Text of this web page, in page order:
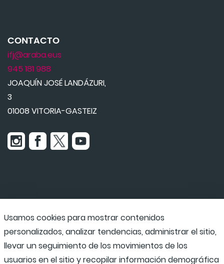
Udaraba
CONTACTO
ifj@araba.eus
945 181 988
JOAQUÍN JOSÉ LANDÁZURI,
3
01008 VITORIA-GASTEIZ
Usamos cookies para mostrar contenidos
personalizados, analizar tendencias, administrar el sitio,
llevar un seguimiento de los movimientos de los
usuarios en el sitio y recopilar información demográfica